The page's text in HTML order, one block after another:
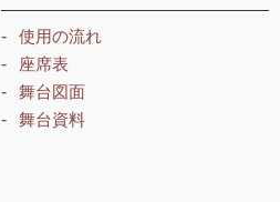
使用の流れ
座席表
舞台図面
舞台資料